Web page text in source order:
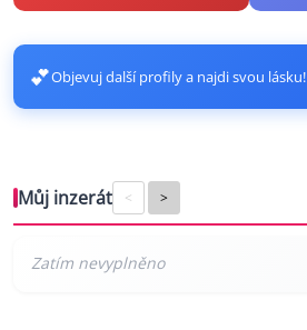
💕Objevuj další profily a najdi svou lásku!
Můj inzerát < >